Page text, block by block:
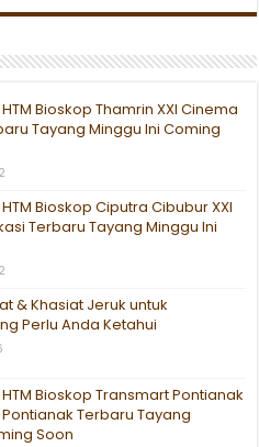
Bioskop Thamrin XXI Cinema
Tayang Minggu Ini Coming
Bioskop Ciputra Cibubur XXI
Terbaru Tayang Minggu Ini
& Khasiat Jeruk untuk
Perlu Anda Ketahui
Bioskop Transmart Pontianak
Pontianak Terbaru Tayang
Soon